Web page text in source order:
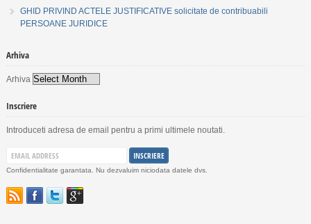
GHID PRIVIND ACTELE JUSTIFICATIVE solicitate de contribuabili
PERSOANE JURIDICE
Arhiva
Arhiva
Inscriere
Introduceti adresa de email pentru a primi ultimele noutati.
Confidentialitate garantata. Nu dezvaluim niciodata datele dvs.